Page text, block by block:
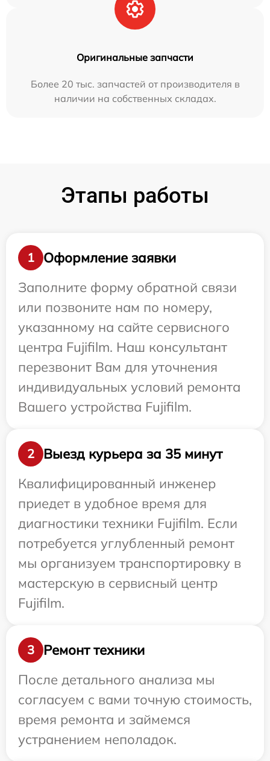
Оригинальные запчасти
Более 20 тыс. запчастей от производителя в
наличии на собственных складах.
Этапы работы
1
Оформление заявки
Заполните форму обратной связи
или позвоните нам по номеру,
указанному на сайте сервисного
центра Fujifilm. Наш консультант
перезвонит Вам для уточнения
индивидуальных условий ремонта
Вашего устройства Fujifilm.
2
Выезд курьера за 35 минут
Квалифицированный инженер
приедет в удобное время для
диагностики техники Fujifilm. Если
потребуется углубленный ремонт
мы организуем транспортировку в
мастерскую в сервисный центр
Fujifilm.
3
Ремонт техники
После детального анализа мы
согласуем с вами точную стоимость,
время ремонта и займемся
устранением неполадок.